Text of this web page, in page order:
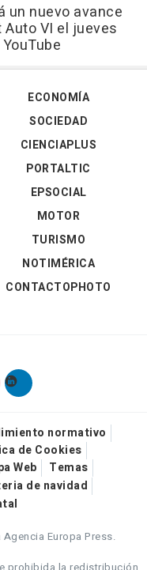
un nuevo avance
VI el jueves
ECONOMÍA
SOCIEDAD
CIENCIAPLUS
PORTALTIC
EPSOCIAL
MOTOR
TURISMO
NOTIMÉRICA
CONTACTOPHOTO
normativo
de Cookies
Web
Temas
de navidad
Europa Press.
prohibida la redistribución